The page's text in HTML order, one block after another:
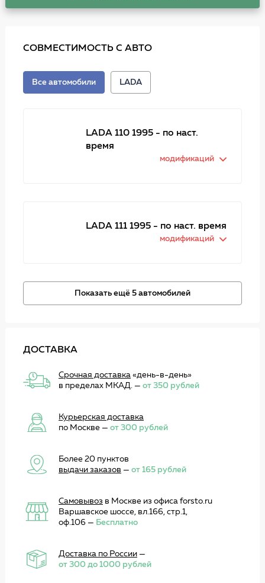
СОВМЕСТИМОСТЬ С АВТО
Все автомобили LADA
LADA 110 1995 - по наст.
время
модификаций
LADA 111 1995 - по наст. время
модификаций
Показать ещё 5 автомобилей
ДОСТАВКА
Срочная доставка«день-в-день»
в пределах МКАД. — от 350 рублей
Курьерская доставка
по Москве — от 300 рублей
Более 20 пунктов
выдачи заказов — от 165 рублей
Самовывоз в Москве из офиса forsto.ru
Варшавское шоссе, вл.166, стр.1,
оф.106 — Бесплатно
Доставка по России—
от 300 до 1000 рублей